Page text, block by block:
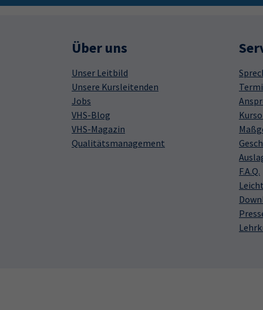
Über uns
Unser Leitbild
Unsere Kursleitenden
Jobs
VHS-Blog
VHS-Magazin
Qualitätsmanagement
F.A.Q.